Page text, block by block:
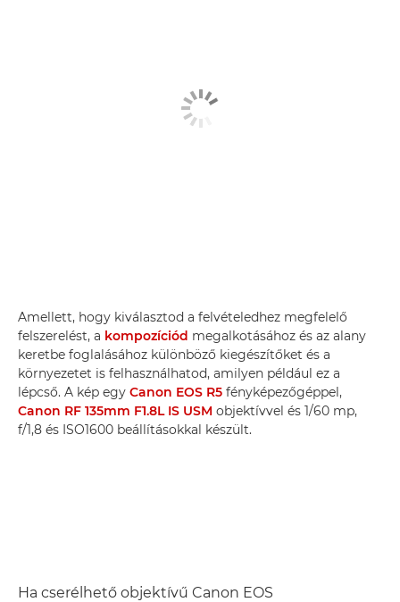
Amellett, hogy kiválasztod a felvételedhez megfelelő
felszerelést, a kompozíciód megalkotásához és az alany
keretbe foglalásához különböző kiegészítőket és a
környezetet is felhasználhatod, amilyen például ez a
lépcső. A kép egy Canon EOS R5 fényképezőgéppel,
Canon RF 135mm F1.8L IS USM objektívvel és 1/60 mp,
f/1,8 és ISO1600 beállításokkal készült.
Ha cserélhető objektívű Canon EOS